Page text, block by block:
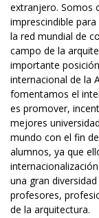
extranjero. Somos
imprescindible
la red mundial de
campo de la
importante
internacional de la
fomentamos el
es promover,
mejores
mundo con el fin
alumnos, ya que
una gran
profesores,
de la arquitectura.